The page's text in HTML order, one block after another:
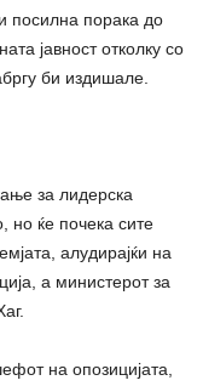
посилна порака до
јавност отколку со
би издишале.
за лидерска
но ќе почека сите
алудирајќи на
а министерот за
на опозицијата,